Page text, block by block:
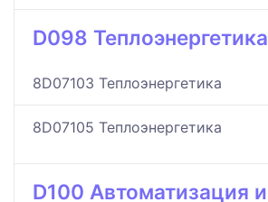
D098 Теплоэнергетика
8D07103 Теплоэнергетика
8D07105 Теплоэнергетика
D100 Автоматизация и